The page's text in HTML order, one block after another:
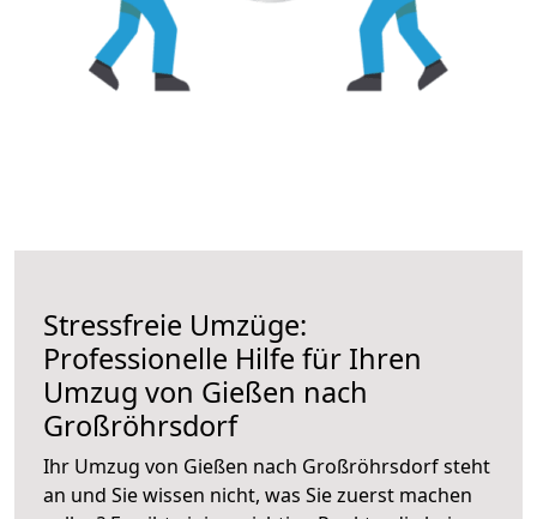
Stressfreie Umzüge:
Professionelle Hilfe für Ihren
Umzug von Gießen nach
Großröhrsdorf
Ihr Umzug von Gießen nach Großröhrsdorf steht
an und Sie wissen nicht, was Sie zuerst machen